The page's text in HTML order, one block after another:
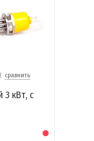
сравнить
кВт, с